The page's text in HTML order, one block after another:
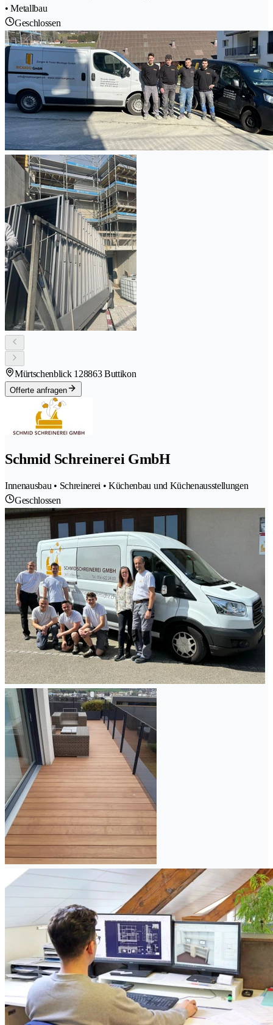
• Metallbau
Geschlossen
Mürtschenblick 128863 Buttikon
Offerte anfragen
Schmid Schreinerei GmbH
Innenausbau • Schreinerei • Küchenbau und Küchenausstellungen
Geschlossen